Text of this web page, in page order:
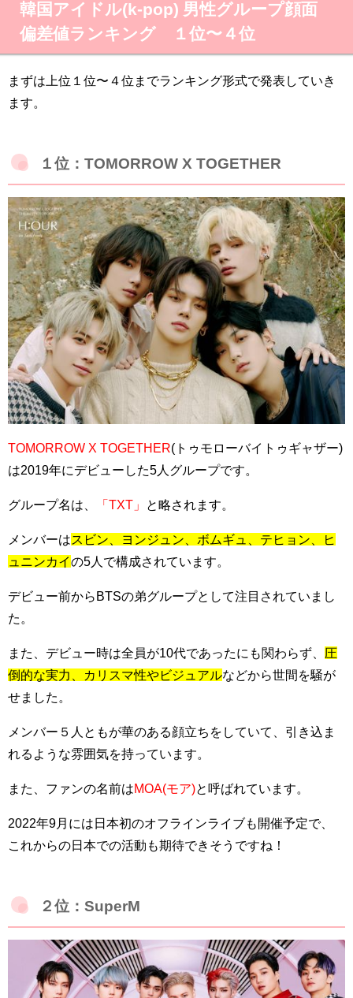
韓国アイドル(k-pop) 男性グループ顔面
偏差値ランキング １位〜４位
まずは上位１位〜４位までランキング形式で発表していき
ます。
１位： TOMORROW X TOGETHER
TOMORROW X TOGETHER(トゥモローバイトゥギャザー)
は2019年にデビューした5人グループです。
グループ名は、 「TXT」 と略されます。
メンバーはスビン、ヨンジュン、ボムギュ、テヒョン、ヒ
ュニンカイの5人で構成されています。
デビュー前からBTSの弟グループとして注目されていまし
た。
また、デビュー時は全員が10代であったにも関わらず、 圧
倒的な実力、カリスマ性やビジュアルなどから世間を騒が
せました。
メンバー５人ともが華のある顔立ちをしていて、引き込ま
れるような雰囲気を持っています。
また、ファンの名前はMOA(モア)と呼ばれています。
2022年9月には日本初のオフラインライブも開催予定で、
これからの日本での活動も期待できそうですね！
２位：SuperM